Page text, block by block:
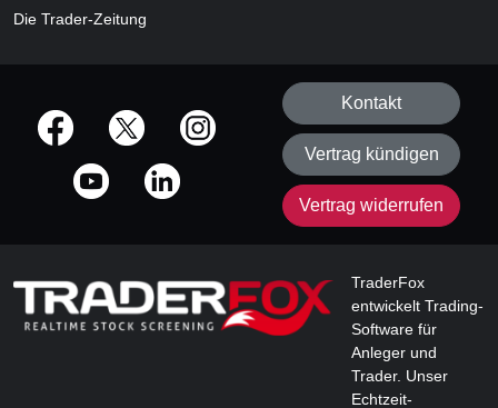
Die Trader-Zeitung
offizielle Social Media-Accounts
Kontakt
Vertrag kündigen
Vertrag widerrufen
TraderFox
entwickelt Trading-
Software für
Anleger und
Trader. Unser
Echtzeit-